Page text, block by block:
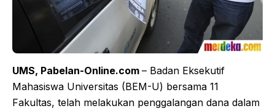
UMS, Pabelan-Online.com – Badan Eksekutif
Mahasiswa Universitas (BEM-U) bersama 11
Fakultas, telah melakukan penggalangan dana dalam